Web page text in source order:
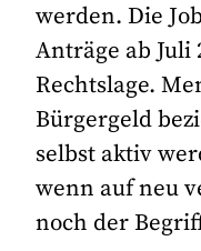
werden. Die
Anträge ab Juli
Rechtslage.
Bürgergeld
selbst aktiv
wenn auf neu
noch der